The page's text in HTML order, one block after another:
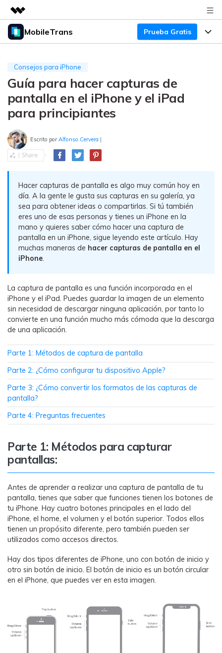
Productos destacados
Utilidades
Resumen
Soluciones
Quiénes somos
Sala de prensa
Tienda
Soporte
MobileTrans Prueba Gratis
Para Escritorio
Transferencia de WhatsApp
y restaura copias de seguridad de
WhatsApp y más apps sociales.
Respaldo y Restauración
Realiza y restaura copias de
seguridad de más de 18 tipos de
datos, incluyendo los datos de
WhatsApp.
Transfiere contactos, fotos, música,
videos, SMS y otros tipos de
archivos de un teléfono a otro y a la
PC.
Apps
Mutsapper (Alias: Wutsapper)
WhatsApp Business sin restablecer los
valores de fábrica.
MobileTrans App
WhatsApp y archivos entre dispositivos
Welastseen
WeLastseen te tiene al tanto de todo en
WhatsApp.
Precios
Precios para Windows
Precios para Empresas
Descuentos Educativos
Soporte
Preguntas Frecuentes
Más Soporte
Sobre Nosotros
Blog
Tendencias
Concursos y eventos
ENCUENTRA MÁS SOLUCIONES
Descargar
Consejos para iPhone
Guía para hacer capturas de
pantalla en el iPhone y el iPad
para principiantes
Escrito porAlfonso Cervera |
Hacer capturas de pantalla es algo muy común hoy en
día. A la gente le gusta sus capturas en su galería, ya
sea para obtener ideas o compartirlas. Si tú también
eres uno de esas personas y tienes un iPhone en la
mano y quieres saber cómo hacer una captura de
pantalla en un iPhone, sigue leyendo este artículo. Hay
muchas maneras de hacer capturas de pantalla en el
iPhone.
La captura de pantalla es una función incorporada en el
iPhone y el iPad. Puedes guardar la imagen de un elemento
sin necesidad de descargar ninguna aplicación, por tanto lo
convierte en una función mucho más cómoda que la descarga
de una aplicación.
Parte 1: Métodos de captura de pantalla
Parte 2: ¿Cómo configurar tu dispositivo Apple?
Parte 3: ¿Cómo convertir los formatos de las capturas de
pantalla?
Parte 4: Preguntas frecuentes
Parte 1: Métodos para capturar
pantallas:
Antes de aprender a realizar una captura de pantalla de tu
pantalla, tienes que saber que funciones tienen los botones de
tu iPhone. Hay cuatro botones principales en el lado del
iPhone, el home, el volumen y el botón superior. Todos ellos
tienen un propósito diferente, pero también pueden ser
utilizados como accesos directos.
Hay dos tipos diferentes de iPhone, uno con botón de inicio y
otro sin botón de inicio. El botón de inicio es un botón circular
en el iPhone, que puedes ver en esta imagen.